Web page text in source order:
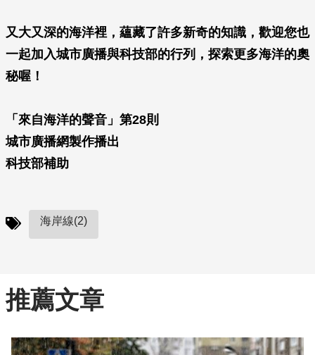
又大又深的海洋裡，蘊藏了許多新奇的知識，歡迎您也
一起加入城市廣播與科技部的行列，探索更多海洋的奧
秘喔！
「來自海洋的聲音」第28則
城市廣播網製作播出
科技部補助
海岸線(2)
推薦文章